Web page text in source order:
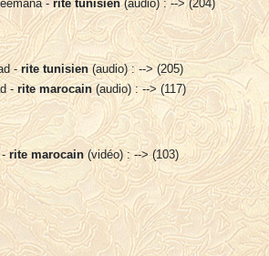
- rite tunisien(audio) : --> (204)
-rite tunisien(audio) : --> (205)
- rite marocain(audio) : --> (117)
-rite marocain(vidéo) : --> (103)